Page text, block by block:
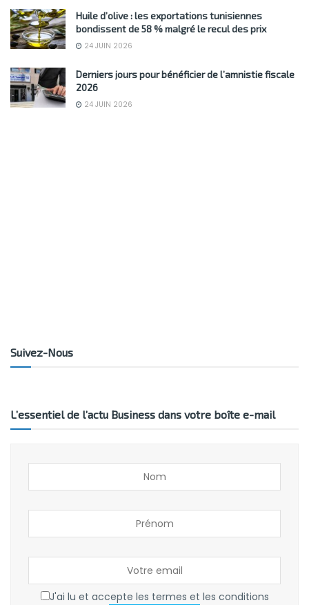
Huile d’olive : les exportations tunisiennes
bondissent de 58 % malgré le recul des prix
24 JUIN 2026
Derniers jours pour bénéficier de l’amnistie fiscale
2026
24 JUIN 2026
Suivez-Nous
L’essentiel de l’actu Business dans votre boîte e-mail
J'ai lu et accepte les termes et les conditions